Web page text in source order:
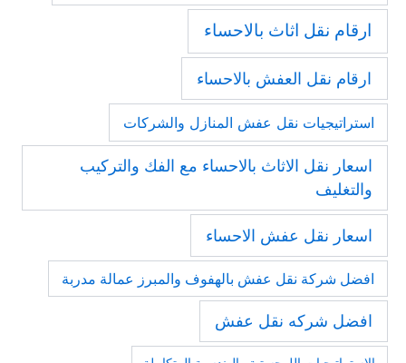
ارقام نقل اثاث بالاحساء
ارقام نقل العفش بالاحساء
استراتيجيات نقل عفش المنازل والشركات
اسعار نقل الاثاث بالاحساء مع الفك والتركيب
والتغليف
اسعار نقل عفش الاحساء
افضل شركة نقل عفش بالهفوف والمبرز عمالة مدربة
افضل شركه نقل عفش